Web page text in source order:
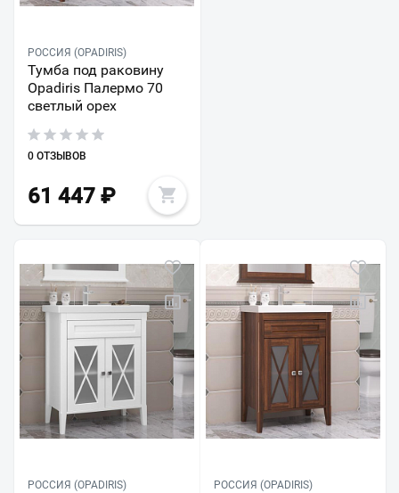
РОССИЯ (OPADIRIS)
Тумба под раковину
Opadiris Палермо 70
светлый орех
0 ОТЗЫВОВ
61 447 ₽
РОССИЯ (OPADIRIS) РОССИЯ (OPADIRIS)